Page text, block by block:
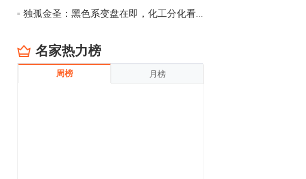
CBOT大豆期货市场上涨，11月期约收高
影响，夜盘连粕高位窄幅震荡，建议短线
操作为主。 ...
13:54
8月5日消息，内外盘贵金属强劲走升，沪
金主力合约涨停，涨幅3.99%，报334.00
独孤金圣：黑色系变盘在即，化工分化看原油
名家热力榜
周榜 月榜